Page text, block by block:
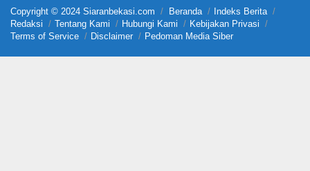
Copyright © 2024 Siaranbekasi.com Beranda
Indeks Berita
Redaksi
Tentang Kami Hubungi Kami
Kebijakan Privasi
Terms of Service
Disclaimer Pedoman Media Siber